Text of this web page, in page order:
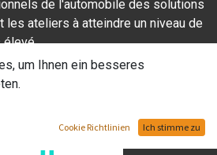
de l'automobile des solutions
les ateliers à atteindre un niveau de
um Ihnen ein besseres
Cookie Richtlinien Ich stimme zu